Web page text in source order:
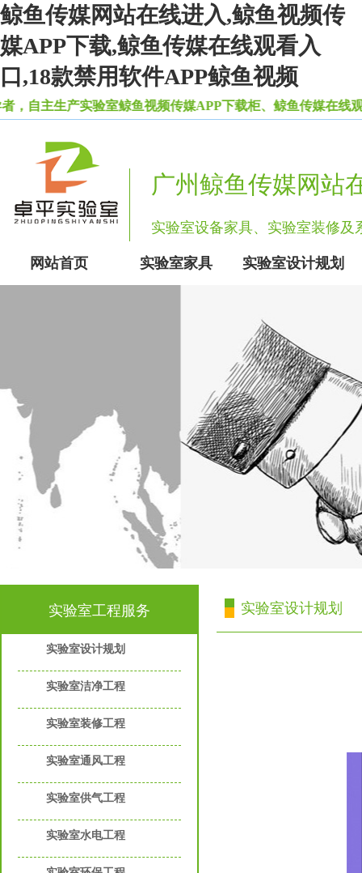
鲸鱼传媒网站在线进入,鲸鱼视频传
媒APP下载,鲸鱼传媒在线观看入
口,18款禁用软件APP鲸鱼视频
主生产实验室鲸鱼视频传媒APP下载柜、鲸鱼传媒在线观看
广州鲸鱼传媒网站
实验室设备家具、实验室装修
网站首页 实验室家具 实验室设计规划
实验室工程服务
实验室设计规划
实验室洁净工程
实验室装修工程
实验室通风工程
实验室供气工程
实验室水电工程
实验室设计规划